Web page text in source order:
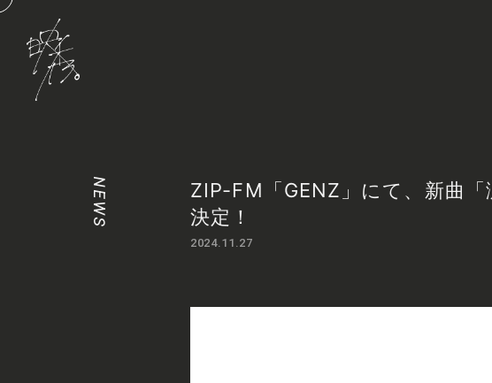
NEWS
ZIP-FM「GENZ」にて、新曲
決定！
2024.11.27